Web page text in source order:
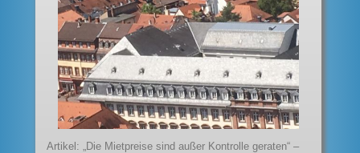
Artikel: „Die Mietpreise sind außer Kontrolle geraten“ –